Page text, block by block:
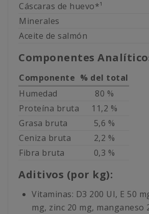
Cáscaras de huevo*¹
Minerales
Aceite de salmón
Componentes
Componente % del total
Humedad
80 %
Proteína bruta
11,2 %
Grasa bruta
5,6 %
Ceniza bruta
2,2 %
Fibra bruta
0,3 %
Aditivos (por kg):
Vitaminas: D3 200 UI, E 50
mg, zinc 20 mg, manganeso